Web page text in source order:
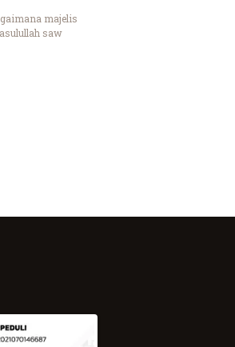
majelis
saw